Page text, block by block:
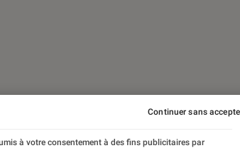
à votre consentement à des fins publicitaires par
Continuer sans